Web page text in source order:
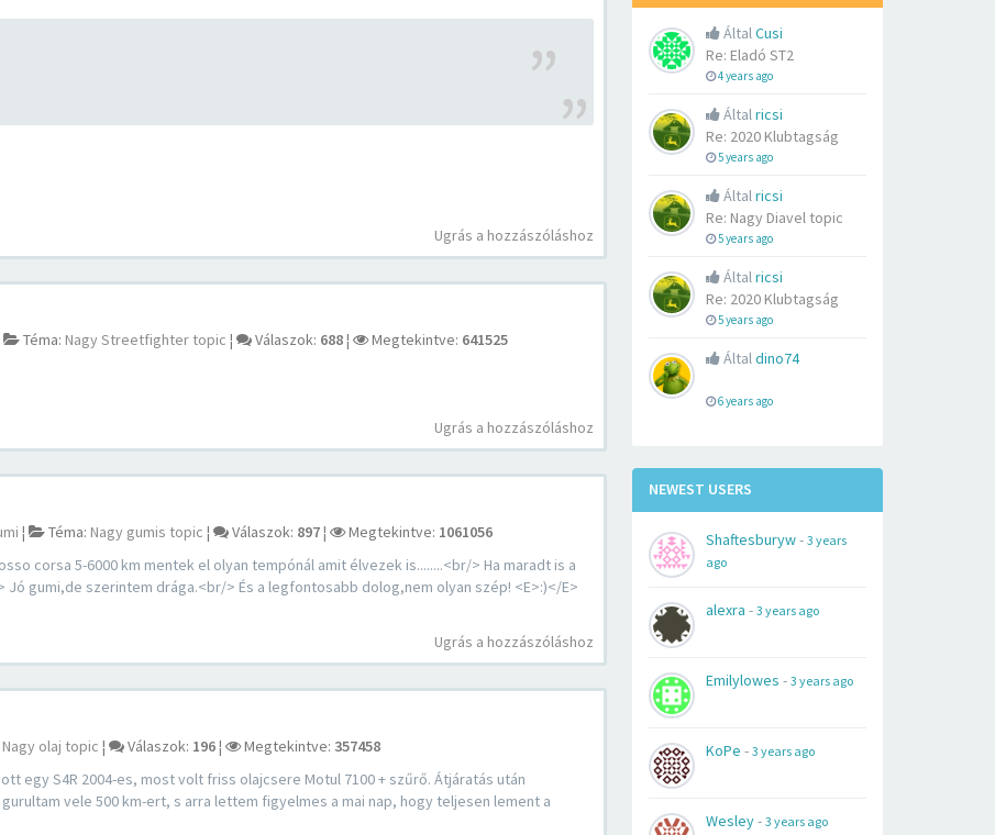
ÁltalCusi
Re: Eladó ST2
4 years ago
Általricsi
Re: 2020 Klubtagság
5 years ago
Általricsi
Re: Nagy Diavel topic
5 years ago
Általricsi
Re: 2020 Klubtagság
5 years ago
Általdino74
6 years ago
NEWEST USERS
Shaftesburyw- 3 years
ago
alexra - 3 years ago
Emilylowes - 3 years ago
KoPe - 3 years ago
Wesley- 3 years ago
Ugrás a hozzászóláshoz
Téma: Nagy Streetfighter topic ¦ Válaszok: 688¦ Megtekintve: 641525
Ugrás a hozzászóláshoz
¦ Téma: Nagy gumis topic ¦ Válaszok: 897¦ Megtekintve: 1061056
corsa 5-6000 km mentek el olyan tempónál amit élvezek is........<br/> Ha maradt is a
gumi,de szerintem drága.<br/> És a legfontosabb dolog,nem olyan szép! <E>:)</E>
Ugrás a hozzászóláshoz
Nagy olaj topic ¦ Válaszok: 196¦ Megtekintve: 357458
egy S4R 2004-es, most volt friss olajcsere Motul 7100 + szűrő. Átjáratás után
vele 500 km-ert, s arra lettem figyelmes a mai nap, hogy teljesen lement a